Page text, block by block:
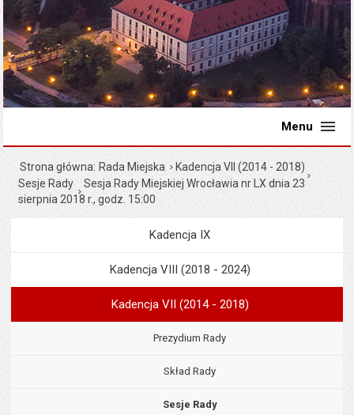
Menu
Strona główna Rada Miejska
Kadencja VII (2014 - 2018)
Sesje Rady
Sesja Rady Miejskiej Wrocławia nr LX dnia 23
sierpnia 2018 r., godz. 15:00
Menu
Kadencja IX
Kadencja VIII (2018 - 2024)
Kadencja VII (2014 - 2018)
Prezydium Rady
Skład Rady
Sesje Rady